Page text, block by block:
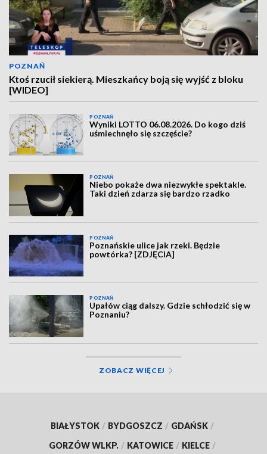
POZNAŃ
Ktoś rzucił siekierą. Mieszkańcy boją się wyjść z bloku
[WIDEO]
POZNAŃ
Wyniki LOTTO 06.08.2026. Do kogo dziś
uśmiechnęło się szczęście?
POZNAŃ
Niebo pokaże dwa niezwykłe spektakle.
Taki dzień zdarza się bardzo rzadko
POZNAŃ
Poznańskie ulice jak rzeki. Będzie
powtórka? [ZDJĘCIA]
POZNAŃ
Upałów ciąg dalszy. Gdzie schłodzić się w
Poznaniu?
ZOBACZ WIĘCEJ
BIAŁYSTOK / BYDGOSZCZ / GDAŃSK /
GORZÓW WLKP. / KATOWICE / KIELCE /